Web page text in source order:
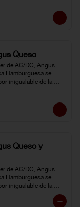
Queso
de AC/DC, Angus
Hamburguesa se
inigualable de la
Queso y
de AC/DC, Angus
Hamburguesa se
inigualable de la